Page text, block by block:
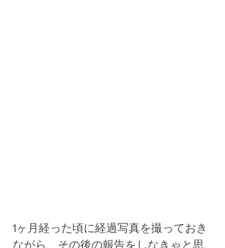
1ヶ月経った頃に経過写真を撮っておき
ながら、その後の報告をしなきゃと思